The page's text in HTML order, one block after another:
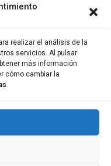
realizar el análisis de la
servicios. Al pulsar
más información
cómo cambiar la